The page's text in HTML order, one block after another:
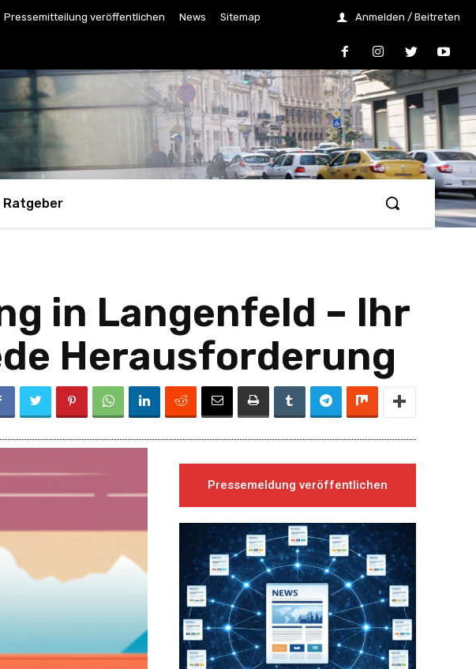
Pressemitteilung veröffentlichen News Sitemap Anmelden / Beitreten
Ratgeber
in Langenfeld – Ihr
Herausforderung
Pressemeldung veröffentlichen